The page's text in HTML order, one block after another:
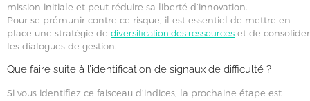
mission initiale et peut réduire sa liberté d’innovation.
Pour se prémunir contre ce risque, il est essentiel de mettre en
place une stratégie de diversification des ressources et de consolider
les dialogues de gestion.
Que faire suite à l’identification de signaux de difficulté ?
Si vous identifiez ce faisceau d’indices, la prochaine étape est